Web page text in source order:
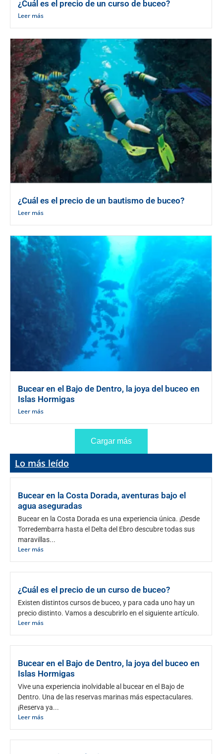
¿Cuál es el precio de un curso de buceo?
Leer más
¿Cuál es el precio de un bautismo de buceo?
Leer más
Bucear en el Bajo de Dentro, la joya del buceo en
Islas Hormigas​
Leer más
Cargar más
Lo más leído
Bucear en la Costa Dorada, aventuras bajo el
agua aseguradas
Bucear en la Costa Dorada es una experiencia única. ¡Desde
Torredembarra hasta el Delta del Ebro descubre todas sus
maravillas...
Leer más
¿Cuál es el precio de un curso de buceo?
Existen distintos cursos de buceo, y para cada uno hay un
precio distinto. Vamos a descubrirlo en el siguiente artículo.
Leer más
Bucear en el Bajo de Dentro, la joya del buceo en
Islas Hormigas​
Vive una experiencia inolvidable al bucear en el Bajo de
Dentro. Una de las reservas marinas más espectaculares.
¡Reserva ya...
Leer más